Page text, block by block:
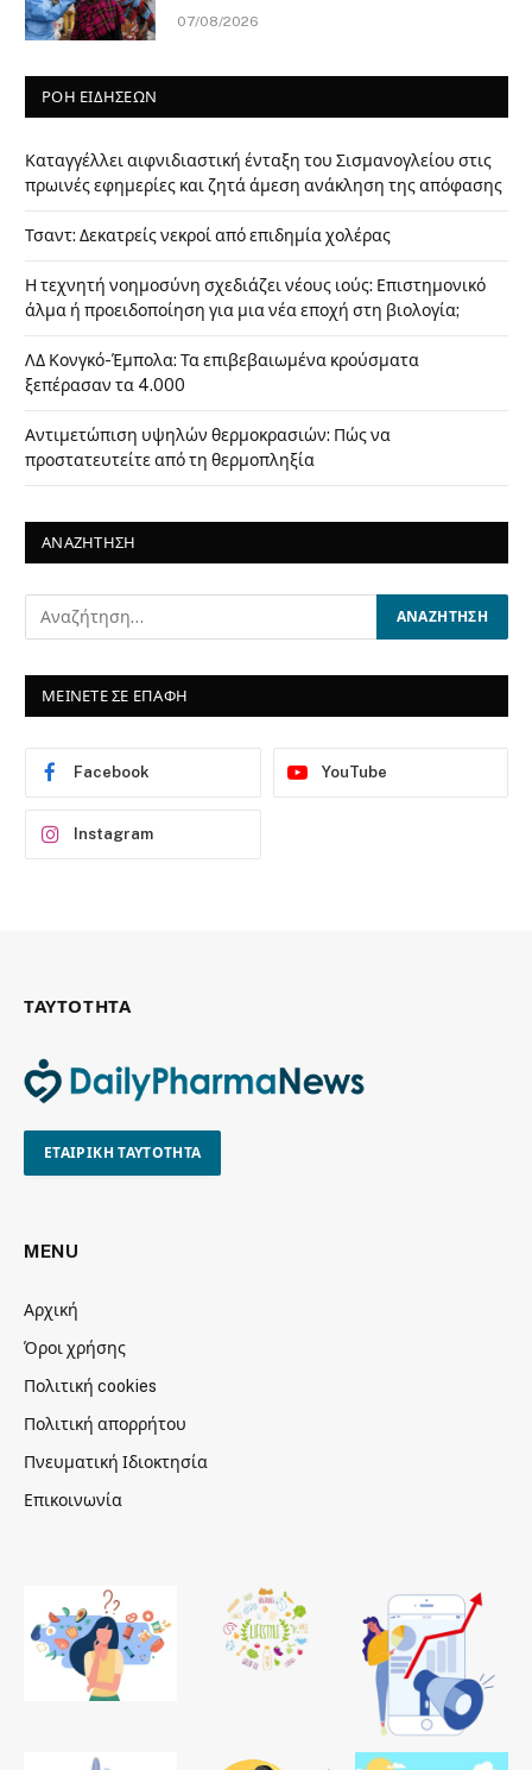
07/08/2026
ΡΟΗ ΕΙΔΗΣΕΩΝ
Καταγγέλλει αιφνιδιαστική ένταξη του Σισμανογλείου στις
πρωινές εφημερίες και ζητά άμεση ανάκληση της απόφασης
Τσαντ: Δεκατρείς νεκροί από επιδημία χολέρας
Η τεχνητή νοημοσύνη σχεδιάζει νέους ιούς: Επιστημονικό
άλμα ή προειδοποίηση για μια νέα εποχή στη βιολογία;
ΛΔ Κονγκό-Έμπολα: Τα επιβεβαιωμένα κρούσματα
ξεπέρασαν τα 4.000
Αντιμετώπιση υψηλών θερμοκρασιών: Πώς να
προστατευτείτε από τη θερμοπληξία
ΑΝΑΖΗΤΗΣΗ
ΜΕΙΝΕΤΕ ΣΕ ΕΠΑΦΗ
Facebook YouTube
Instagram
ΤΑΥΤΟΤΗΤΑ
ΕΤΑΙΡΙΚΗ ΤΑΥΤΟΤΗΤΑ
MENU
Αρχική
Όροι χρήσης
Πολιτική cookies
Πολιτική απορρήτου
Πνευματική Ιδιοκτησία
Επικοινωνία